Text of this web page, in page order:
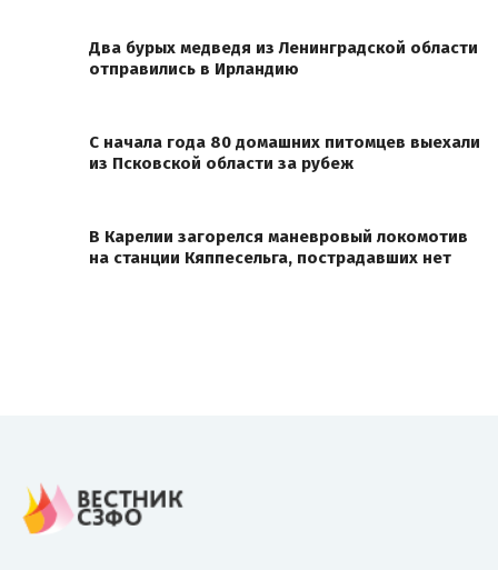
Два бурых медведя из Ленинградской области
отправились в Ирландию
С начала года 80 домашних питомцев выехали
из Псковской области за рубеж
В Карелии загорелся маневровый локомотив
на станции Кяппесельга, пострадавших нет